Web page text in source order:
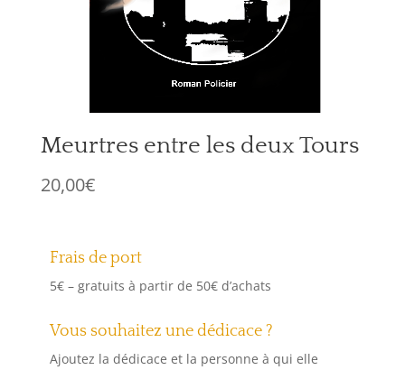
Meurtres entre les deux Tours
20,00€
Frais de port
5€ – gratuits à partir de 50€ d’achats
Vous souhaitez une dédicace ?
Ajoutez la dédicace et la personne à qui elle